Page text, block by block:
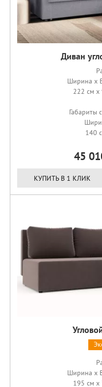
Диван
Ширина x
222 см x
Габариты
140
45
КУПИТЬ В 1 КЛИК
Ширина x
195 см x